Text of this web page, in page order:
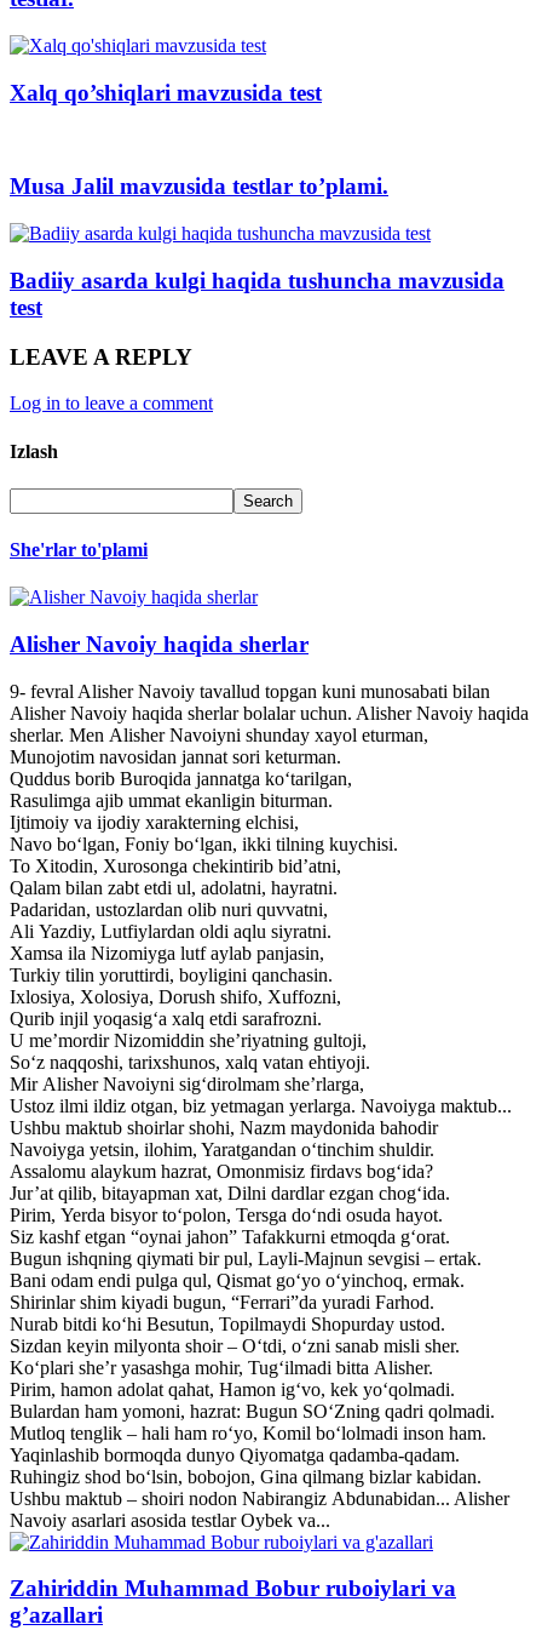
Xalq qo’shiqlari mavzusida test
Musa Jalil mavzusida testlar to’plami.
Badiiy asarda kulgi haqida tushuncha mavzusida
test
LEAVE A REPLY
Log in to leave a comment
Izlash
She'rlar to'plami
Alisher Navoiy haqida sherlar
9- fevral Alisher Navoiy tavallud topgan kuni munosabati bilan
Alisher Navoiy haqida sherlar bolalar uchun. Alisher Navoiy haqida
sherlar. Men Alisher Navoiyni shunday xayol eturman,
Munojotim navosidan jannat sori keturman.
Quddus borib Buroqida jannatga ko‘tarilgan,
Rasulimga ajib ummat ekanligin biturman.
Ijtimoiy va ijodiy xarakterning elchisi,
Navo bo‘lgan, Foniy bo‘lgan, ikki tilning kuychisi.
To Xitodin, Xurosonga chekintirib bid’atni,
Qalam bilan zabt etdi ul, adolatni, hayratni.
Padaridan, ustozlardan olib nuri quvvatni,
Ali Yazdiy, Lutfiylardan oldi aqlu siyratni.
Xamsa ila Nizomiyga lutf aylab panjasin,
Turkiy tilin yoruttirdi, boyligini qanchasin.
Ixlosiya, Xolosiya, Dorush shifo, Xuffozni,
Qurib injil yoqasig‘a xalq etdi sarafrozni.
U me’mordir Nizomiddin she’riyatning gultoji,
So‘z naqqoshi, tarixshunos, xalq vatan ehtiyoji.
Mir Alisher Navoiyni sig‘dirolmam she’rlarga,
Ustoz ilmi ildiz otgan, biz yetmagan yerlarga. Navoiyga maktub...
Ushbu maktub shoirlar shohi, Nazm maydonida bahodir
Navoiyga yetsin, ilohim, Yaratgandan o‘tinchim shuldir.
Assalomu alaykum hazrat, Omonmisiz firdavs bog‘ida?
Jur’at qilib, bitayapman xat, Dilni dardlar ezgan chog‘ida.
Pirim, Yerda bisyor to‘polon, Tersga do‘ndi osuda hayot.
Siz kashf etgan “oynai jahon” Tafakkurni etmoqda g‘orat.
Bugun ishqning qiymati bir pul, Layli-Majnun sevgisi – ertak.
Bani odam endi pulga qul, Qismat go‘yo o‘yinchoq, ermak.
Shirinlar shim kiyadi bugun, “Ferrari”da yuradi Farhod.
Nurab bitdi ko‘hi Besutun, Topilmaydi Shopurday ustod.
Sizdan keyin milyonta shoir – O‘tdi, o‘zni sanab misli sher.
Ko‘plari she’r yasashga mohir, Tug‘ilmadi bitta Alisher.
Pirim, hamon adolat qahat, Hamon ig‘vo, kek yo‘qolmadi.
Bulardan ham yomoni, hazrat: Bugun SO‘Zning qadri qolmadi.
Mutloq tenglik – hali ham ro‘yo, Komil bo‘lolmadi inson ham.
Yaqinlashib bormoqda dunyo Qiyomatga qadamba-qadam.
Ruhingiz shod bo‘lsin, bobojon, Gina qilmang bizlar kabidan.
Ushbu maktub – shoiri nodon Nabirangiz Abdunabidan... Alisher
Navoiy asarlari asosida testlar Oybek va...
Zahiriddin Muhammad Bobur ruboiylari va
g’azallari